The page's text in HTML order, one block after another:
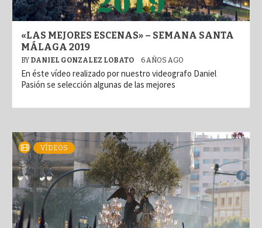
«LAS MEJORES ESCENAS» – SEMANA SANTA
MÁLAGA 2019
BY DANIEL GONZALEZ LOBATO 6 AÑOS AGO
En éste vídeo realizado por nuestro videografo Daniel
Pasión se selección algunas de las mejores
VÍDEOS